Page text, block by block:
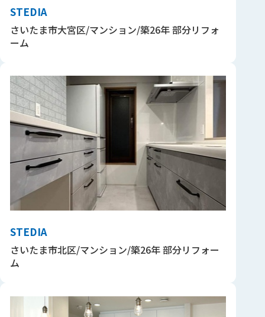
STEDIA
さいたま市大宮区/マンション/築26年 部分リフォ
ーム
STEDIA
さいたま市北区/マンション/築26年 部分リフォー
ム